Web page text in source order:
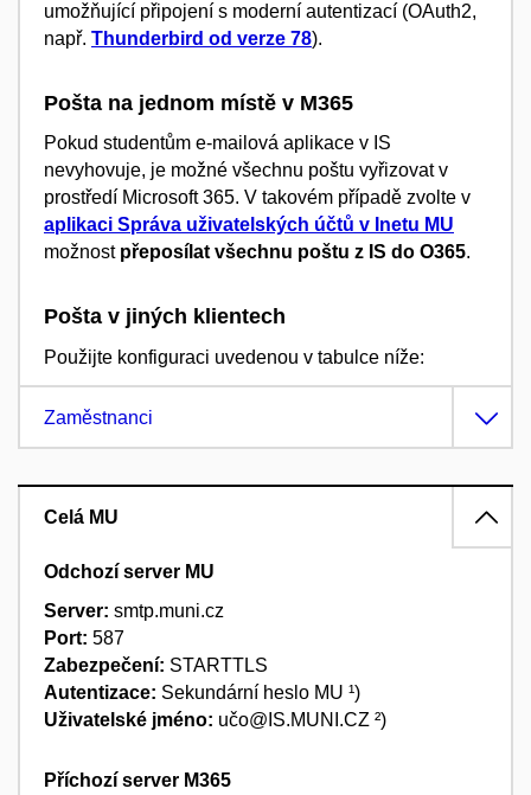
umožňující připojení s moderní autentizací (OAuth2,
např. Thunderbird od verze 78).
Pošta na jednom místě v M365
Pokud studentům e-mailová aplikace v IS
nevyhovuje, je možné všechnu poštu vyřizovat v
prostředí Microsoft 365. V takovém případě zvolte v
aplikaci Správa uživatelských účtů v Inetu MU
možnost přeposílat všechnu poštu z IS do O365.
Pošta v jiných klientech
Použijte konfiguraci uvedenou v tabulce níže:
Zaměstnanci
Celá MU
Odchozí server MU
Server: smtp.muni.cz
Port: 587
Zabezpečení: STARTTLS
Autentizace: Sekundární heslo MU ¹)
Uživatelské jméno: učo@IS.MUNI.CZ ²)
Příchozí server M365